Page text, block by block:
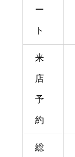
ー
ト
来
店
予
約
総